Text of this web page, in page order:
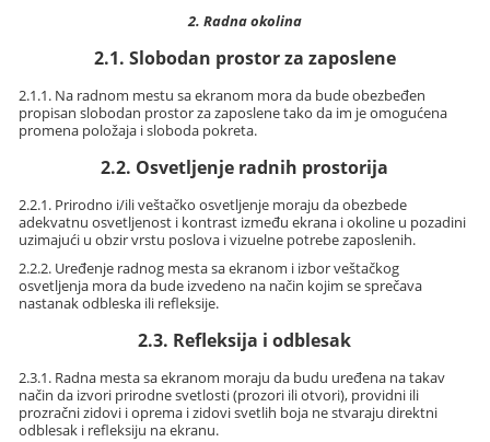
2. Radna okolina
2.1. Slobodan prostor za zaposlene
2.1.1. Na radnom mestu sa ekranom mora da bude obezbeđen
propisan slobodan prostor za zaposlene tako da im je omogućena
promena položaja i sloboda pokreta.
2.2. Osvetljenje radnih prostorija
2.2.1. Prirodno i/ili veštačko osvetljenje moraju da obezbede
adekvatnu osvetljenost i kontrast između ekrana i okoline u pozadini
uzimajući u obzir vrstu poslova i vizuelne potrebe zaposlenih.
2.2.2. Uređenje radnog mesta sa ekranom i izbor veštačkog
osvetljenja mora da bude izvedeno na način kojim se sprečava
nastanak odbleska ili refleksije.
2.3. Refleksija i odblesak
2.3.1. Radna mesta sa ekranom moraju da budu uređena na takav
način da izvori prirodne svetlosti (prozori ili otvori), providni ili
prozračni zidovi i oprema i zidovi svetlih boja ne stvaraju direktni
odblesak i refleksiju na ekranu.